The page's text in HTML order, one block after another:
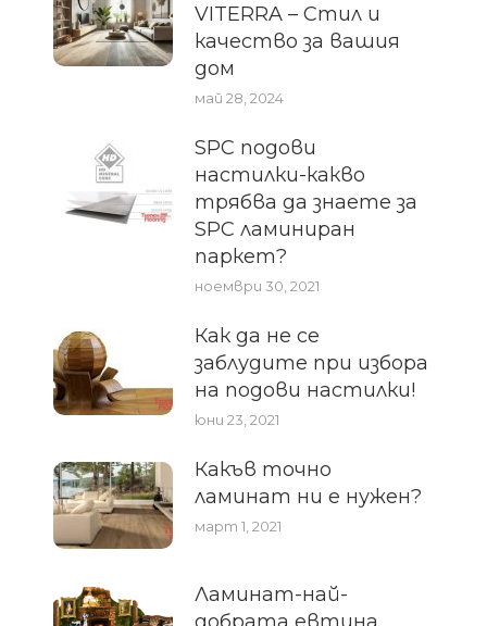
VITERRA – Стил и
качество за вашия
дом
май 28, 2024
SPC подови
настилки-какво
трябва да знаете за
SPC ламиниран
паркет?
ноември 30, 2021
Как да не се
заблудите при избора
на подови настилки!
юни 23, 2021
Какъв точно
ламинат ни е нужен?
март 1, 2021
Ламинат-най-